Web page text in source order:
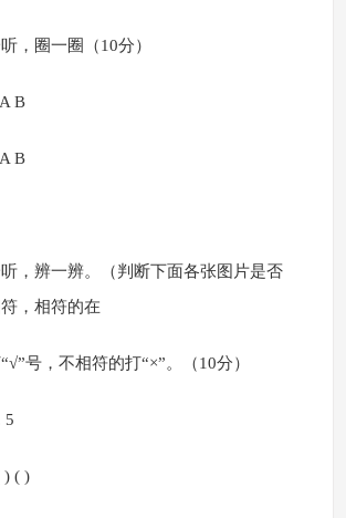
，圈一圈（10分）
B
B
，辨一辨。（判断下面各张图片是否
，相符的在
号，不相符的打“×”。（10分）
5
) ( )